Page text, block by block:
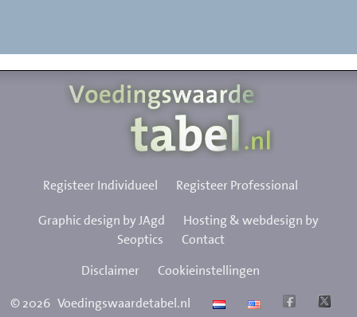
Registeer Individueel Registeer Professional
Graphic design by JAgd
Hosting & webdesign by
Seoptics
Contact
Disclaimer
Cookieinstellingen
©2026 Voedingswaardetabel.nl